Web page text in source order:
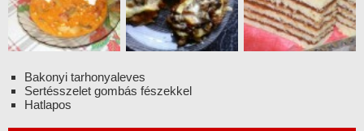
Bakonyi tarhonyaleves
Sertésszelet gombás fészekkel
Hatlapos